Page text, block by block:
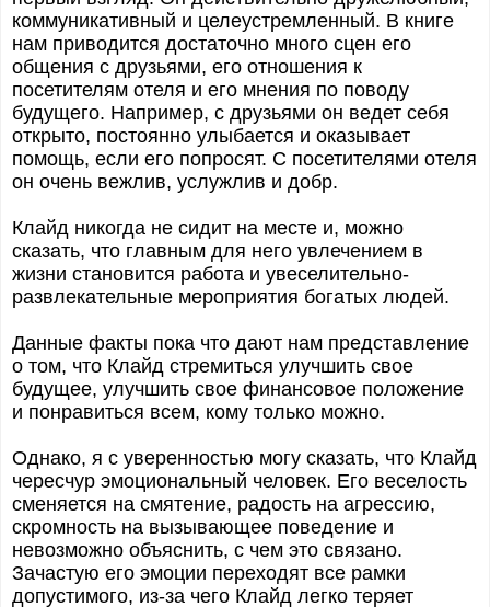
коммуникативный и целеустремленный. В книге
нам приводится достаточно много сцен его
общения с друзьями, его отношения к
посетителям отеля и его мнения по поводу
будущего. Например, с друзьями он ведет себя
открыто, постоянно улыбается и оказывает
помощь, если его попросят. С посетителями отеля
он очень вежлив, услужлив и добр.
Клайд никогда не сидит на месте и, можно
сказать, что главным для него увлечением в
жизни становится работа и увеселительно-
развлекательные мероприятия богатых людей.
Данные факты пока что дают нам представление
о том, что Клайд стремиться улучшить свое
будущее, улучшить свое финансовое положение
и понравиться всем, кому только можно.
Однако, я с уверенностью могу сказать, что Клайд
чересчур эмоциональный человек. Его веселость
сменяется на смятение, радость на агрессию,
скромность на вызывающее поведение и
невозможно объяснить, с чем это связано.
Зачастую его эмоции переходят все рамки
допустимого, из-за чего Клайд легко теряет